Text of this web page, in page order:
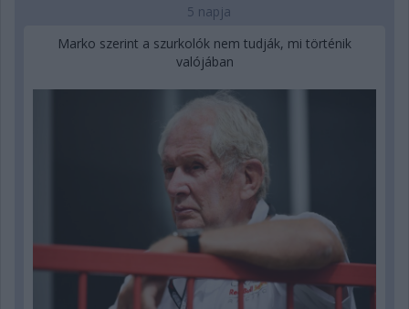
5 napja
Marko szerint a szurkolók nem tudják, mi történik
valójában